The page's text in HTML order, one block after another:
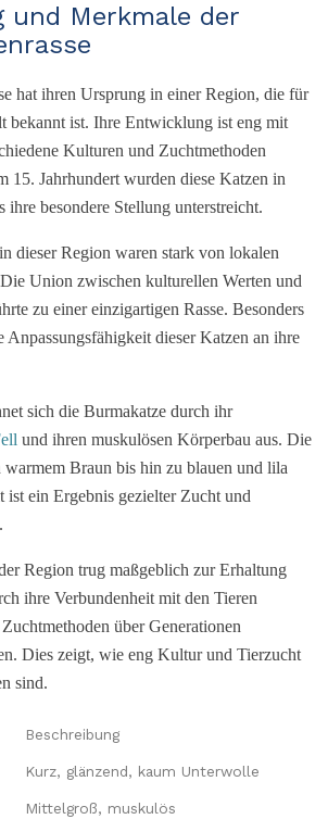
und Merkmale der
hat ihren Ursprung in einer Region, die für
bekannt ist. Ihre Entwicklung ist eng mit
Kulturen und Zuchtmethoden
15. Jahrhundert wurden diese Katzen in
ihre besondere Stellung unterstreicht.
dieser Region waren stark von lokalen
Union zwischen kulturellen Werten und
zu einer einzigartigen Rasse. Besonders
Anpassungsfähigkeit dieser Katzen an ihre
sich die Burmakatze durch ihr
und ihren muskulösen Körperbau aus. Die
Braun bis hin zu blauen und lila
ein Ergebnis gezielter Zucht und
Region trug maßgeblich zur Erhaltung
ihre Verbundenheit mit den Tieren
über Generationen
Dies zeigt, wie eng Kultur und Tierzucht
sind.
Beschreibung
Kurz, glänzend, kaum Unterwolle
Mittelgroß, muskulös